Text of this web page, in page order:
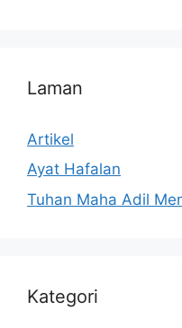
Laman
Artikel
Ayat Hafalan
Tuhan Maha Adil
Kategori